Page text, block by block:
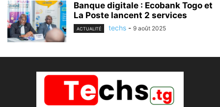
Banque digitale : Ecobank Togo et
La Poste lancent 2 services
ACTUALITÉ techs - 9 août 2025